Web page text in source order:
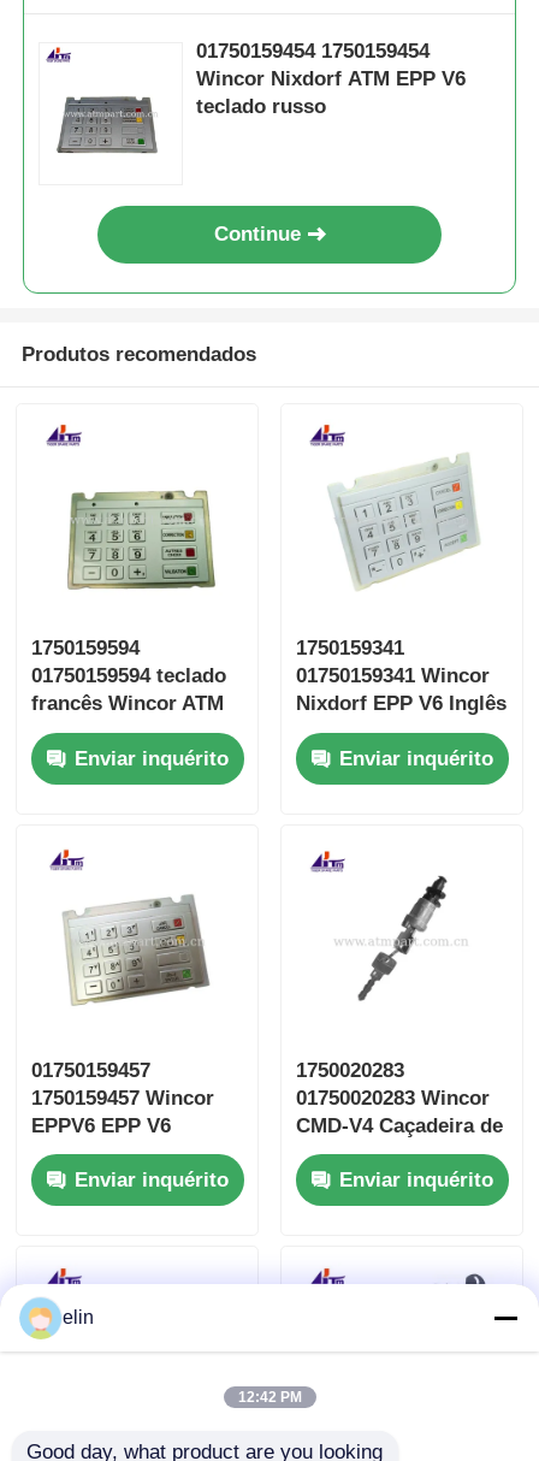
01750159454 1750159454
Wincor Nixdorf ATM EPP V6
teclado russo
Continue
Produtos recomendados
1750159594
01750159594 teclado
francês Wincor ATM
EPPV6 EPPV6
Enviar inquérito
1750159341
01750159341 Wincor
Nixdorf EPP V6 Inglês
teclado EPPV6
Enviar inquérito
01750159457
1750159457 Wincor
EPPV6 EPP V6
Teclado Teclado
ÁrabeEnviar inquérito
1750020283
01750020283 Wincor
CMD-V4 Caçadeira de
cassete fechadura
chave ATM Peças
Enviar inquérito
elin
12:42 PM
Good day, what product are you looking